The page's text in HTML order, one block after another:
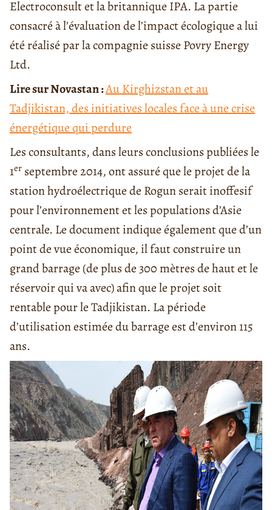
Electroconsult et la britannique IPA. La partie
consacré à l’évaluation de l’impact écologique a lui
été réalisé par la compagnie suisse Povry Energy
Ltd.
Lire sur Novastan :Au Kirghizstan et au
Tadjikistan, des initiatives locales face à une crise
énergétique qui perdure
Les consultants, dans leurs conclusions publiées le
1er septembre 2014, ont assuré que le projet de la
station hydroélectrique de Rogun serait inoffesif
pour l’environnement et les populations d’Asie
centrale. Le document indique également que d’un
point de vue économique, il faut construire un
grand barrage (de plus de 300 mètres de haut et le
réservoir qui va avec) afin que le projet soit
rentable pour le Tadjikistan. La période
d’utilisation estimée du barrage est d’environ 115
ans.